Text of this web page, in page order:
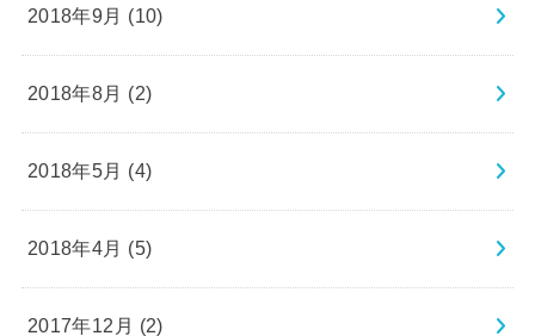
2018年9月 (10)
2018年8月 (2)
2018年5月 (4)
2018年4月 (5)
2017年12月 (2)